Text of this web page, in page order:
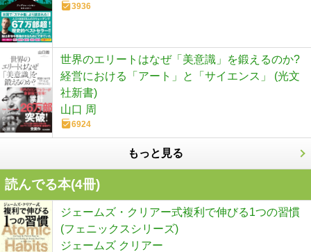
3936
世界のエリートはなぜ「美意識」を鍛えるのか?
経営における「アート」と「サイエンス」 (光文
社新書)
山口 周
6924
もっと見る
読んでる本(4冊)
ジェームズ・クリアー式複利で伸びる1つの習慣
(フェニックスシリーズ)
ジェームズ クリアー